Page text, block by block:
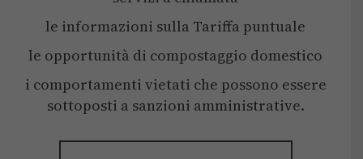
le informazioni sulla Tariffa puntuale
le opportunità di compostaggio domestico
i comportamenti vietati che possono essere
sottoposti a sanzioni amministrative.